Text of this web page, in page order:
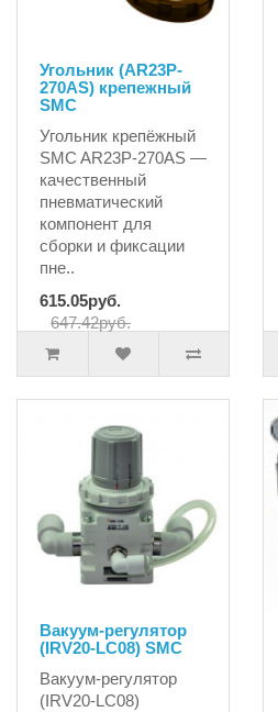
Угольник (AR23P-
270AS) крепежный
SMC
Угольник крепёжный
SMC AR23P-270AS —
качественный
пневматический
компонент для
сборки и фиксации
пне..
615.05руб.
647.42руб.
Вакуум-регулятор
(IRV20-LC08) SMC
Вакуум-регулятор
(IRV20-LC08)